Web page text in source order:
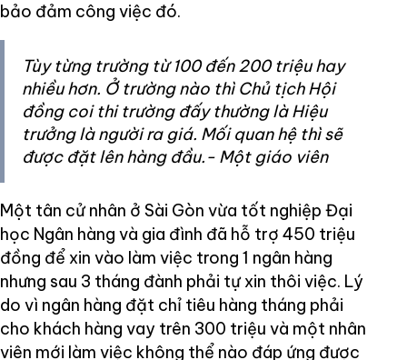
bảo đảm công việc đó.
Tùy từng trường từ 100 đến 200 triệu hay
nhiều hơn. Ở trường nào thì Chủ tịch Hội
đồng coi thi trường đấy thường là Hiệu
trưởng là người ra giá. Mối quan hệ thì sẽ
được đặt lên hàng đầu.- Một giáo viên
Một tân cử nhân ở Sài Gòn vừa tốt nghiệp Đại
học Ngân hàng và gia đình đã hỗ trợ 450 triệu
đồng để xin vào làm việc trong 1 ngân hàng
nhưng sau 3 tháng đành phải tự xin thôi việc. Lý
do vì ngân hàng đặt chỉ tiêu hàng tháng phải
cho khách hàng vay trên 300 triệu và một nhân
viên mới làm việc không thể nào đáp ứng được